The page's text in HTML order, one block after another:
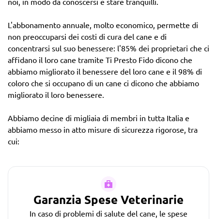
L'abbonamento annuale, molto economico, permette di
non preoccuparsi dei costi di cura del cane e di
concentrarsi sul suo benessere: l'85% dei proprietari che ci
affidano il loro cane tramite Ti Presto Fido dicono che
abbiamo migliorato il benessere del loro cane e il 98% di
coloro che si occupano di un cane ci dicono che abbiamo
migliorato il loro benessere.
Abbiamo decine di migliaia di membri in tutta Italia e
abbiamo messo in atto misure di sicurezza rigorose, tra
cui:
Garanzia Spese Veterinarie
In caso di problemi di salute del cane, le spese